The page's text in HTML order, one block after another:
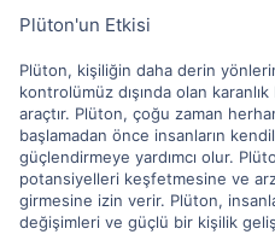
Plüton'un Etkisi
Plüton, kişiliğin daha derin
kontrolümüz dışında olan
araçtır. Plüton, çoğu zaman
başlamadan önce insanların
güçlendirmeye yardımcı olur.
potansiyelleri keşfetmesine ve
girmesine izin verir. Plüton,
değişimleri ve güçlü bir kişilik